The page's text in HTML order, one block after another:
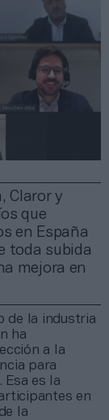
Claror y
que
en España
toda subida
mejora en
de la industria
ha
a la
para
Esa es la
en
la